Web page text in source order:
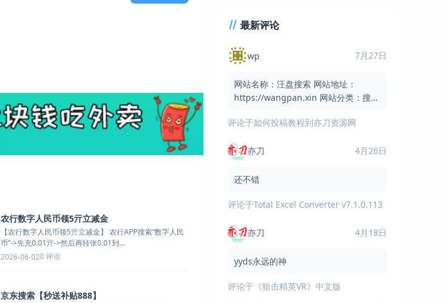
农行数字人民币领5亓立减金
【农行数字人民币领5亓立减金】 农行APP搜索“数字人民
币”->先充0.01亓->然后再转张0.01到...
2026-06-020 评论
京东搜索【秒送补贴888】
最新评论
wp 7月27日
网站名称：汪盘搜索 网站地址：
https://wangpan.xin 网站分类：搜索
汪盘搜索是一个免费的网盘资
评论于如何投稿教程到亦刀资源网
亦刀 4月26日
还不错
评论于Total Excel Converter v7.1.0.113
亦刀 4月18日
yyds永远的神
评论于 《狙击精英VR》中文版